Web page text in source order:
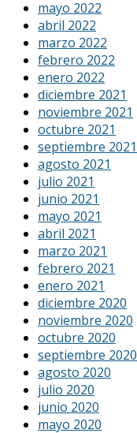
mayo 2022
abril 2022
marzo 2022
febrero 2022
enero 2022
diciembre 2021
noviembre 2021
octubre 2021
septiembre 2021
agosto 2021
julio 2021
junio 2021
mayo 2021
abril 2021
marzo 2021
febrero 2021
enero 2021
diciembre 2020
noviembre 2020
octubre 2020
septiembre 2020
agosto 2020
julio 2020
junio 2020
mayo 2020